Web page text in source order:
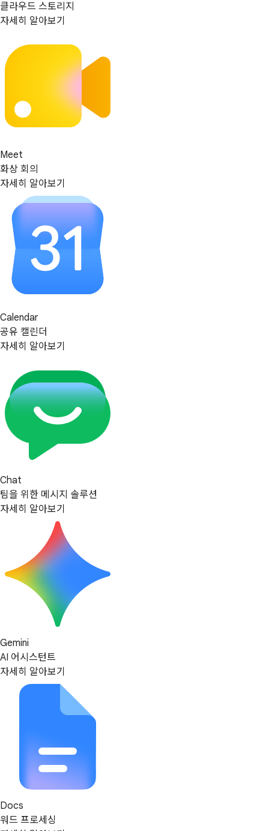
클라우드 스토리지
자세히 알아보기
Meet
화상 회의
자세히 알아보기
Calendar
공유 캘린더
자세히 알아보기
Chat
팀을 위한 메시지 솔루션
자세히 알아보기
Gemini
AI 어시스턴트
자세히 알아보기
Docs
워드 프로세싱